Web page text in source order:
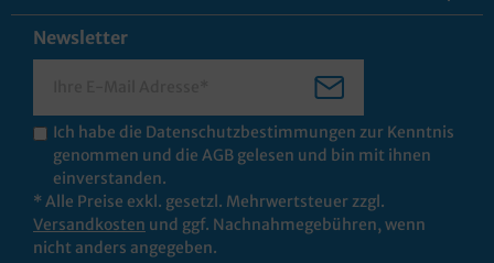
Newsletter
Ich habe die Datenschutzbestimmungen zur Kenntnis
genommen und die AGB gelesen und bin mit ihnen
einverstanden.
* Alle Preise exkl. gesetzl. Mehrwertsteuer zzgl.
Versandkosten und ggf. Nachnahmegebühren, wenn
nicht anders angegeben.